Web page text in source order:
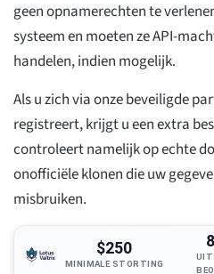
geen opnamerechten te
systeem en moeten ze API-
handelen, indien mogelijk.
Als u zich via onze beveiligde
registreert, krijgt u een extra
controleert namelijk op echte
onofficiële klonen die uw
misbruiken.
$250
MINIMALE STORTING